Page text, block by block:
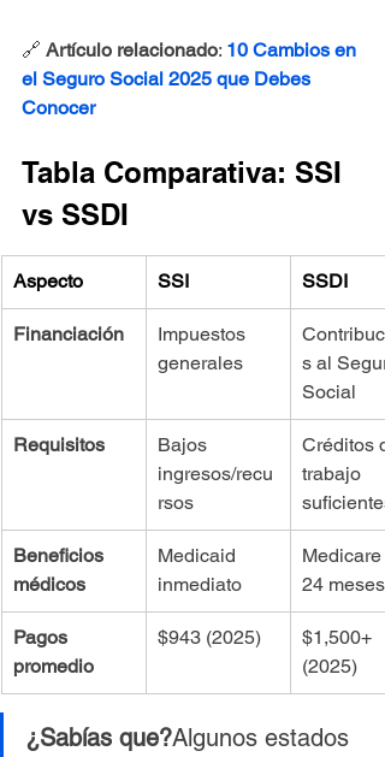
🔗 Artículo relacionado: 10 Cambios en
el Seguro Social 2025 que Debes
Conocer
Tabla Comparativa: SSI
vs SSDI
Aspecto SSI SSDI
Financiación
Impuestos
generales
s al
Social
Requisitos
Bajos
ingresos/recu
rsos
Créditos
trabajo
suficientes
Beneficios
médicos
Medicaid
inmediato
Medicare
24 meses
Pagos
promedio
$943 (2025)
$1,500+
(2025)
¿Sabías que?Algunos estados